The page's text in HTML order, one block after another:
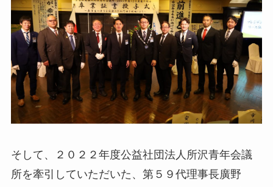
そして、２０２２年度公益社団法人所沢青年会議
所を牽引していただいた、第５９代理事長廣野